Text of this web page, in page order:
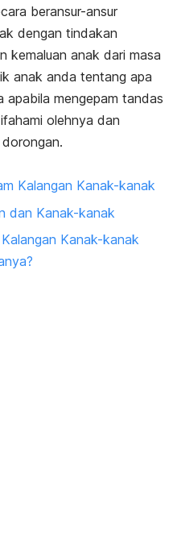
beransur-ansur
dengan tindakan
kemaluan anak dari masa
anak anda tentang apa
apabila mengepam tandas
olehnya dan
Kalangan Kanak-kanak
dan Kanak-kanak
Kanak-kanak